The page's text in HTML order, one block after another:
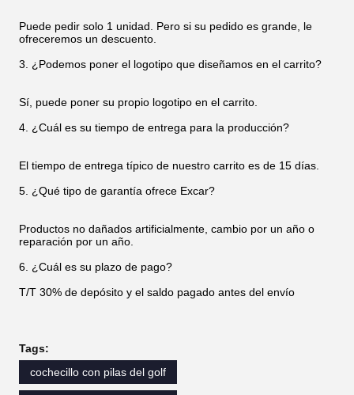
Puede pedir solo 1 unidad. Pero si su pedido es grande, le
ofreceremos un descuento.
3. ¿Podemos poner el logotipo que diseñamos en el carrito?
Sí, puede poner su propio logotipo en el carrito.
4. ¿Cuál es su tiempo de entrega para la producción?
El tiempo de entrega típico de nuestro carrito es de 15 días.
5. ¿Qué tipo de garantía ofrece Excar?
Productos no dañados artificialmente, cambio por un año o
reparación por un año.
6. ¿Cuál es su plazo de pago?
T/T 30% de depósito y el saldo pagado antes del envío
Tags:
cochecillo con pilas del golf